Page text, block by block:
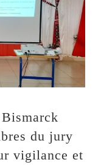
du jury
vigilance et